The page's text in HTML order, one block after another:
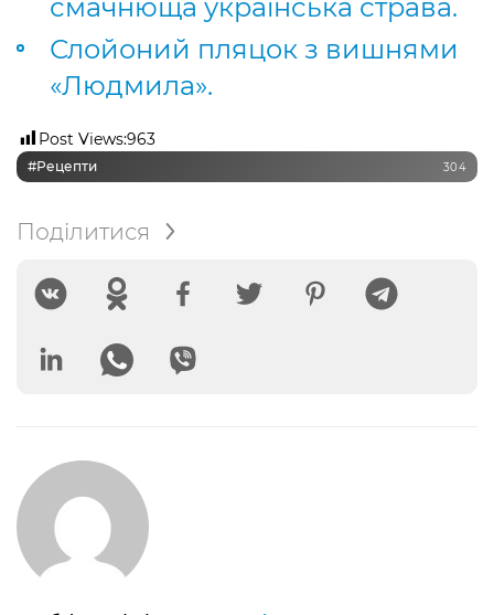
смачнюща українська страва.
Слойоний пляцок з вишнями
«Людмила».
Post Views:963
#рецепти 304
Поділитися